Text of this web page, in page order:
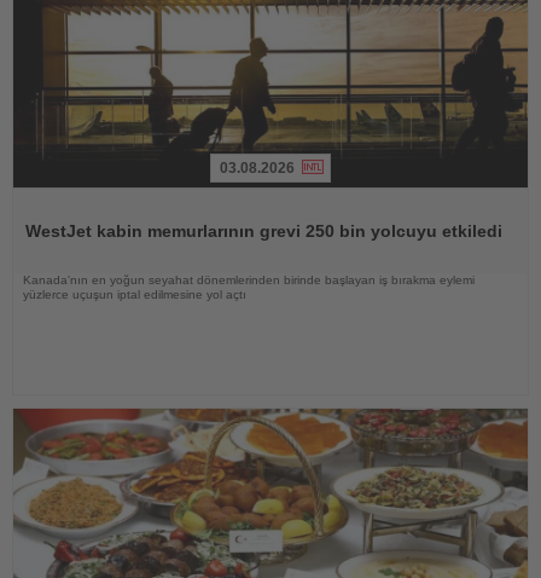
03.08.2026
WestJet kabin memurlarının grevi 250 bin yolcuyu etkiledi
Kanada'nın en yoğun seyahat dönemlerinden birinde başlayan iş bırakma eylemi
yüzlerce uçuşun iptal edilmesine yol açtı